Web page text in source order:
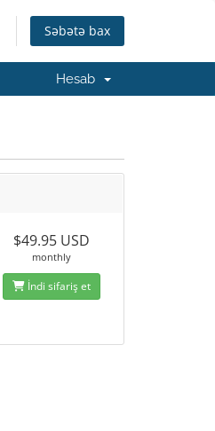
Səbətə bax
Hesab
$49.95 USD
monthly
İndi sifariş et